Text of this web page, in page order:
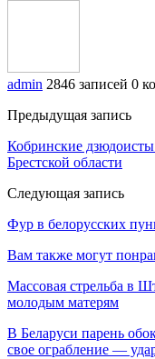
admin 2846 записей 0
Предыдущая запись
Кобринские
Брестской области
Следующая запись
Фур в белорусских
Вам также могут
Массовая стрельба в
молодым матерям
В Беларуси парень
свое ограбление —